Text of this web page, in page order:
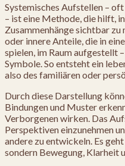
Systemisches Aufstellen –
– ist eine Methode, die hilft,
Zusammenhänge sichtbar zu
oder innere Anteile, die in
spielen, im Raum aufgestellt
Symbole. So entsteht ein
also des familiären oder
Durch diese Darstellung
Bindungen und Muster
Verborgenen wirken. Das
Perspektiven einzunehmen
andere zu entwickeln. Es
sondern Bewegung, Klarheit